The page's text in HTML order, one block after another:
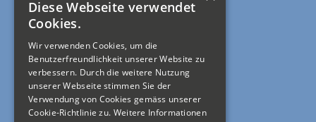
Rechtliches
Allgemeine Geschäftsbedingungen
Mein Konto
Diese Webseite verwendet
Cookies.
Wir verwenden Cookies, um die
Benutzerfreundlichkeit unserer Website zu
verbessern. Durch die weitere Nutzung
unserer Webseite stimmen Sie der
Verwendung von Cookies gemäss unserer
Cookie-Richtlinie zu. Weitere Informationen